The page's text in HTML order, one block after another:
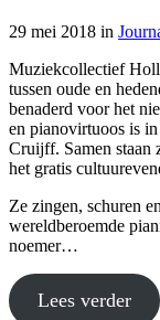
29 mei 2018 in
Muziekcollectief
tussen oude en
benaderd voor het
en pianovirtuoos is
Cruijff. Samen staan
het gratis
Ze zingen, schuren
wereldberoemde
noemer…
Lees verder